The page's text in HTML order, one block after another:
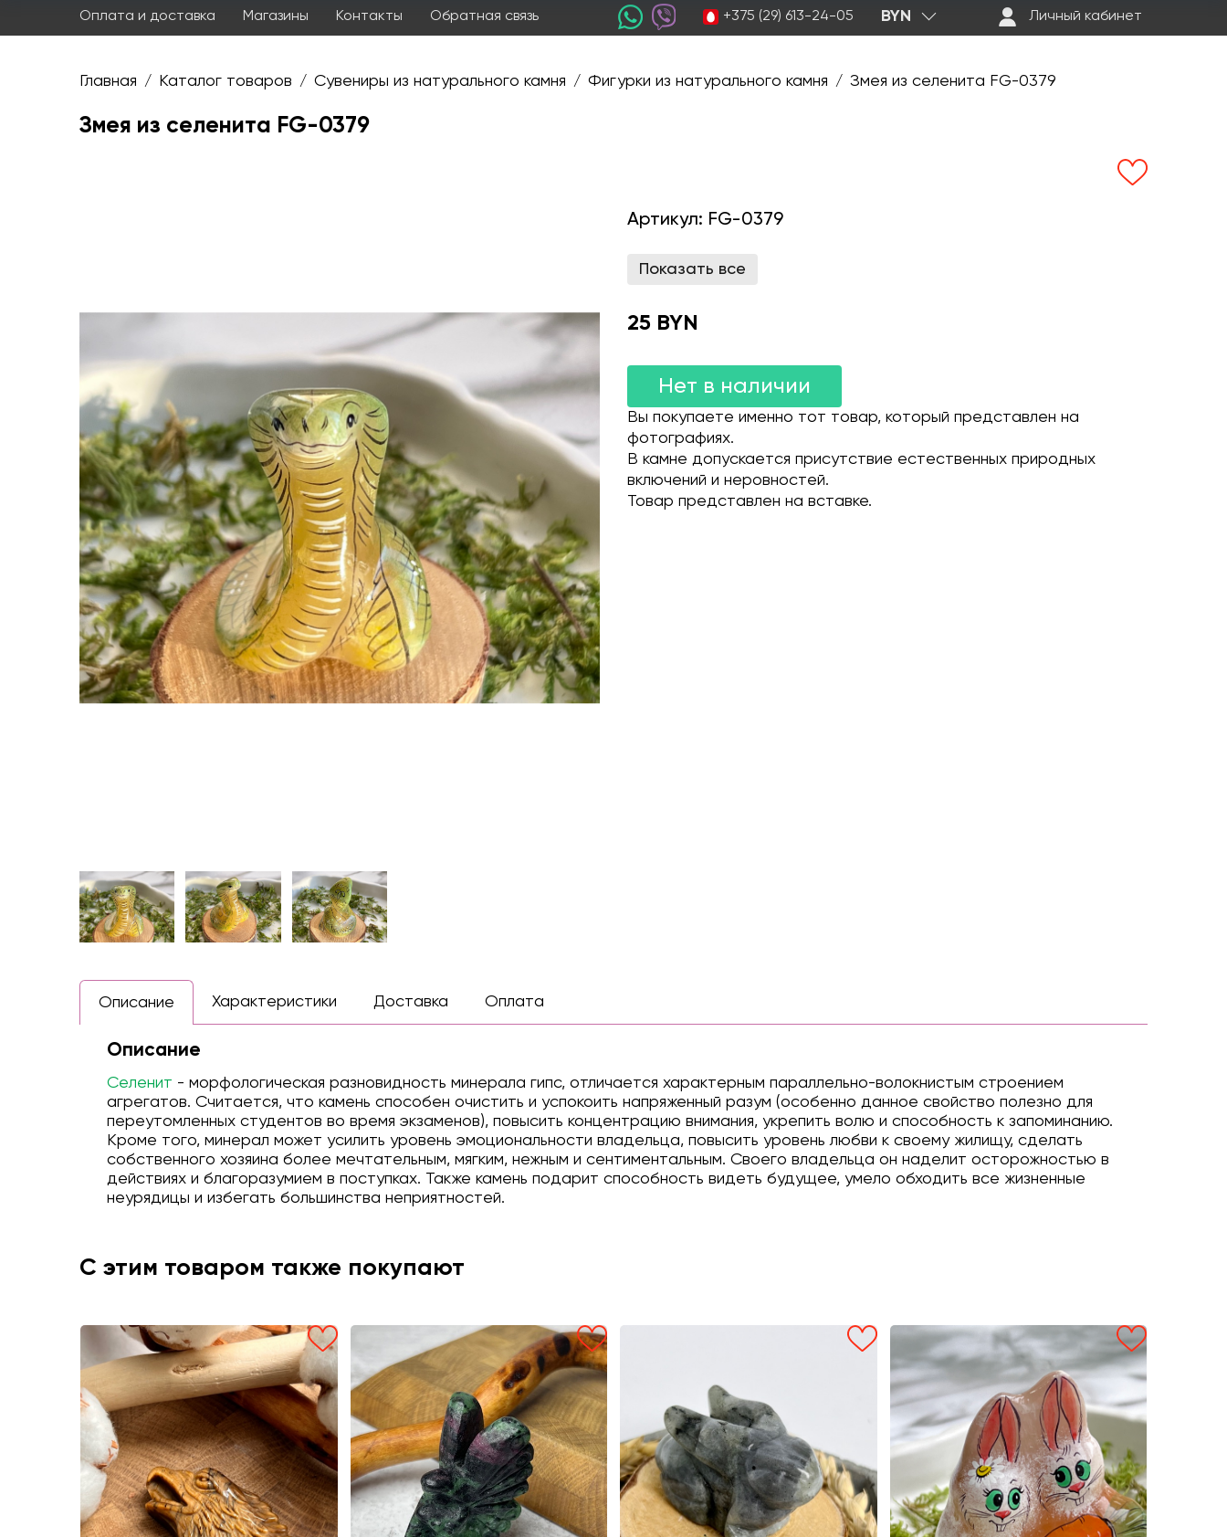
Оплата и доставка Магазины Контакты Обратная связь +375 (29) 613-24-05 BYN Личный кабинет
Главная / Каталог товаров / Сувениры из натурального камня / Фигурки из натурального камня / Змея из селенита FG-0379
Змея из селенита FG-0379
Артикул: FG-0379
Показать все
25 BYN
Нет в наличии
Вы покупаете именно тот товар, который представлен на
фотографиях.
В камне допускается присутствие естественных природных
включений и неровностей.
Товар представлен на вставке.
Описание Характеристики Доставка Оплата
Описание
Селенит - морфологическая разновидность минерала гипс, отличается характерным параллельно-волокнистым строением
агрегатов. Считается, что камень способен очистить и успокоить напряженный разум (особенно данное свойство полезно для
переутомленных студентов во время экзаменов), повысить концентрацию внимания, укрепить волю и способность к запоминанию.
Кроме того, минерал может усилить уровень эмоциональности владельца, повысить уровень любви к своему жилищу, сделать
собственного хозяина более мечтательным, мягким, нежным и сентиментальным. Своего владельца он наделит осторожностью в
действиях и благоразумием в поступках. Также камень подарит способность видеть будущее, умело обходить все жизненные
неурядицы и избегать большинства неприятностей.
С этим товаром также покупают